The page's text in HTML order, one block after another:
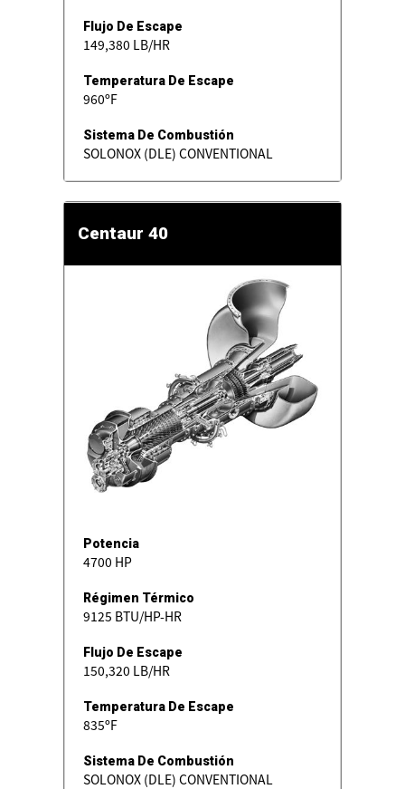
Flujo De Escape
149,380 LB/HR
Temperatura De Escape
960ºF
Sistema De Combustión
SOLONOX (DLE) CONVENTIONAL
Centaur 40
Potencia
4700 HP
Régimen Térmico
9125 BTU/HP-HR
Flujo De Escape
150,320 LB/HR
Temperatura De Escape
835ºF
Sistema De Combustión
SOLONOX (DLE) CONVENTIONAL